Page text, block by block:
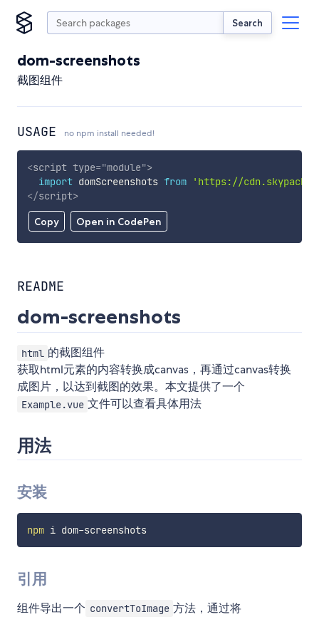
Search
dom-screenshots
截图组件
USAGE no npm install needed!
Copy Open in CodePen
<script type="module">
import domScreenshots from
'https://
</script>
README
dom-screenshots
html 的截图组件
获取html元素的内容转换成canvas，再通过canvas转换
成图片，以达到截图的效果。本文提供了一个
Example.vue 文件可以查看具体用法
用法
安装
npm i dom-screenshots
引用
组件导出一个 convertToImage 方法，通过将